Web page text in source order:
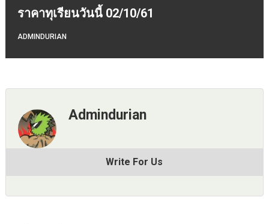
ราคาทุเรียนวันนี้ 02/10/61
ADMINDURIAN
Admindurian
Write For Us